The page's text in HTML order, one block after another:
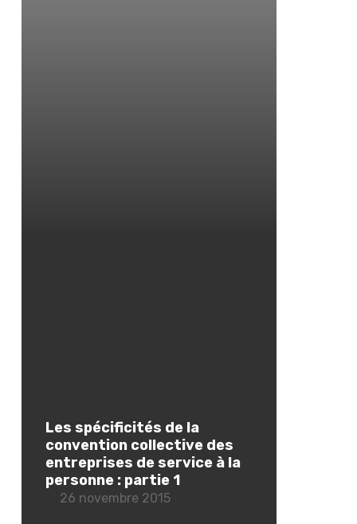
Les spécificités de la
convention collective des
entreprises de service à la
personne : partie 1
26 novembre 2015